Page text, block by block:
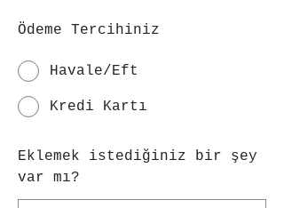
Ödeme Tercihiniz
Havale/Eft
Kredi Kartı
Eklemek istediğiniz bir şey
var mı?